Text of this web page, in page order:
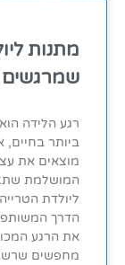
מתנות
רגע הלידה
ביותר בחיים,
מוצאים את
המושלמת
ליולדת
הדרך
את הרגע
מחפשים